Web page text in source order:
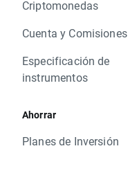
Criptomonedas
Cuenta y Comisiones
Especificación de
instrumentos
Ahorrar
Planes de Inversión